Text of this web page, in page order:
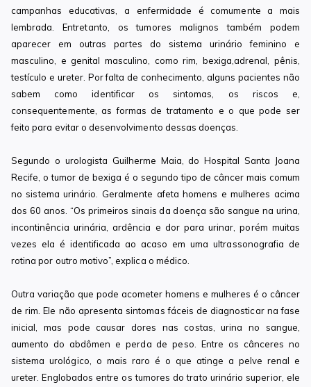
campanhas educativas, a enfermidade é comumente a mais
lembrada. Entretanto, os tumores malignos também podem
aparecer em outras partes do sistema urinário feminino e
masculino, e genital masculino, como rim, bexiga,adrenal, pênis,
testículo e ureter. Por falta de conhecimento, alguns pacientes não
sabem como identificar os sintomas, os riscos e,
consequentemente, as formas de tratamento e o que pode ser
feito para evitar o desenvolvimento dessas doenças.
Segundo o urologista Guilherme Maia, do Hospital Santa Joana
Recife, o tumor de bexiga é o segundo tipo de câncer mais comum
no sistema urinário. Geralmente afeta homens e mulheres acima
dos 60 anos. “Os primeiros sinais da doença são sangue na urina,
incontinência urinária, ardência e dor para urinar, porém muitas
vezes ela é identificada ao acaso em uma ultrassonografia de
rotina por outro motivo”, explica o médico.
Outra variação que pode acometer homens e mulheres é o câncer
de rim. Ele não apresenta sintomas fáceis de diagnosticar na fase
inicial, mas pode causar dores nas costas, urina no sangue,
aumento do abdômen e perda de peso. Entre os cânceres no
sistema urológico, o mais raro é o que atinge a pelve renal e
ureter. Englobados entre os tumores do trato urinário superior, ele